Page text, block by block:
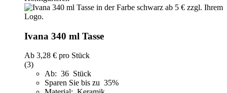
Ivana 340 ml Tasse
Ab 3,28 € pro Stück
(3)
Ab: 36 Stück
Sparen Sie bis zu 35%